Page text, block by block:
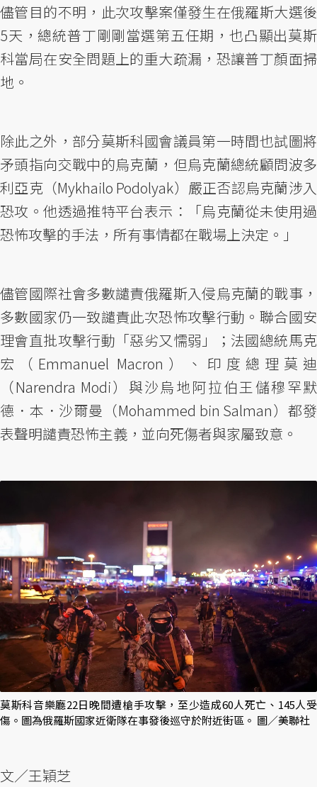
儘管目的不明，此次攻擊案僅發生在俄羅斯大選後
5天，總統普丁剛剛當選第五任期，也凸顯出莫斯
科當局在安全問題上的重大疏漏，恐讓普丁顏面掃
地。
除此之外，部分莫斯科國會議員第一時間也試圖將
矛頭指向交戰中的烏克蘭，但烏克蘭總統顧問波多
利亞克（Mykhailo Podolyak）嚴正否認烏克蘭涉入
恐攻。他透過推特平台表示：「烏克蘭從未使用過
恐怖攻擊的手法，所有事情都在戰場上決定。」
儘管國際社會多數譴責俄羅斯入侵烏克蘭的戰事，
多數國家仍一致譴責此次恐怖攻擊行動。聯合國安
理會直批攻擊行動「惡劣又懦弱」；法國總統馬克
宏（Emmanuel Macron）、印度總理莫迪
（Narendra Modi）與沙烏地阿拉伯王儲穆罕默
德．本．沙爾曼（Mohammed bin Salman）都發
表聲明譴責恐怖主義，並向死傷者與家屬致意。
莫斯科音樂廳22日晚間遭槍手攻擊，至少造成60人死亡、145人受
傷。圖為俄羅斯國家近衛隊在事發後巡守於附近街區。 圖／美聯社
文／王穎芝